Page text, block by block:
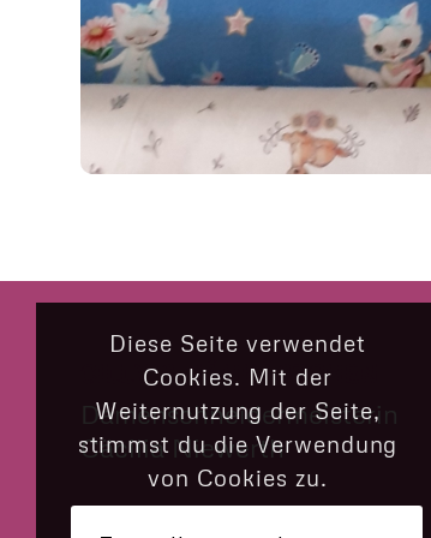
CILLY’S NÄHKÄSTCHEN
Damenschneidermeisterin
Cäcilia Niewerth
Diese Seite verwendet
Cookies. Mit der
Weiternutzung der Seite,
stimmst du die Verwendung
von Cookies zu.